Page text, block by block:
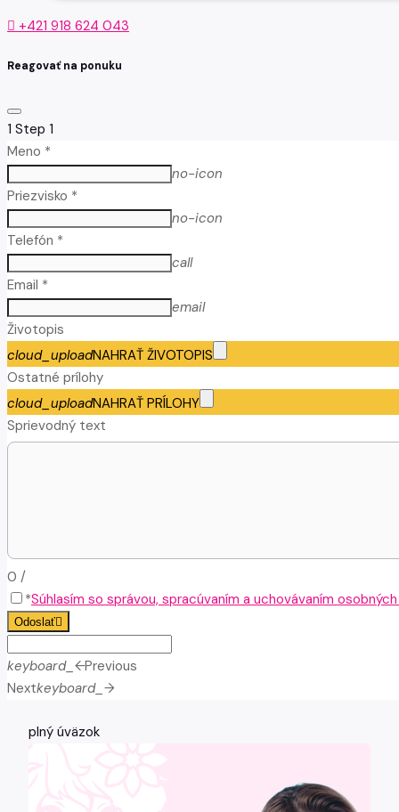
+421 918 624 043
Reagovať na ponuku
1 Step 1
Meno *
no-icon
Priezvisko *
no-icon
Telefón *
call
Email *
email
Životopis
cloud_uploadNAHRAŤ ŽIVOTOPIS
Ostatné prílohy
cloud_uploadNAHRAŤ PRÍLOHY
Sprievodný text
0 /
*Súhlasím so správou, spracúvaním a uchovávaním
Odoslať
keyboard_arrow_leftPrevious
Nextkeyboard_arrow_right
plný úväzok